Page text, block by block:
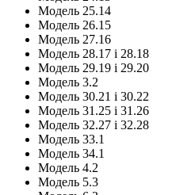
Модель 25.14
Модель 26.15
Модель 27.16
Модель 28.17 і 28.18
Модель 29.19 і 29.20
Модель 3.2
Модель 30.21 і 30.22
Модель 31.25 і 31.26
Модель 32.27 і 32.28
Модель 33.1
Модель 34.1
Модель 4.2
Модель 5.3